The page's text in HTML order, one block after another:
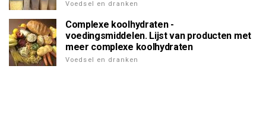
Voedsel en dranken
Complexe koolhydraten -
voedingsmiddelen. Lijst van producten met
meer complexe koolhydraten
Voedsel en dranken